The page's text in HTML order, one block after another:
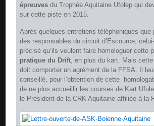
épreuves du Trophée Aquitaine Ufolep qui
sur cette piste en 2015.
Après quelques entretiens téléphoniques que
des responsables du circuit d’Escource,
précisé qu’ils veulent faire homologuer cette
pratique du Drift, en plus du kart. Mais
doit comporter un agrément de la FFSA. Il
conseillé, pour l’obtention de cette
de ne plus accueillir les courses de Kart
le Président de la CRK Aquitaine affiliée à la